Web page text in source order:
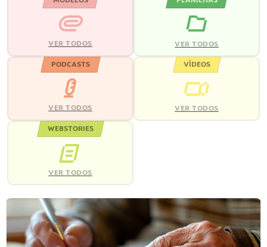
VER TODOS VER TODOS
PODCASTS
VER TODOS
VÍDEOS
VER TODOS
WEBSTORIES
VER TODOS